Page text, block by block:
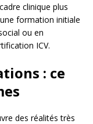
clinique plus
formation initiale
ou en
ICV.
: ce
des réalités très